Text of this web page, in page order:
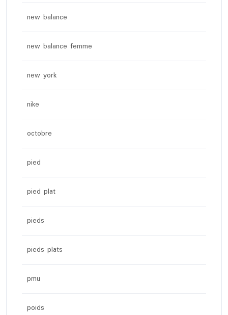
new balance
new balance femme
new york
nike
octobre
pied
pied plat
pieds
pieds plats
pmu
poids